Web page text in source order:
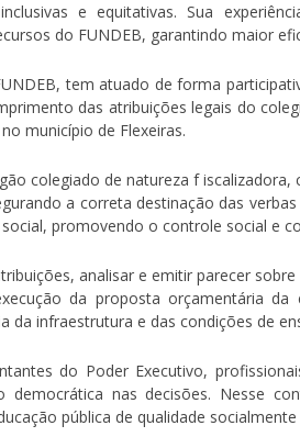
e equitativas. Sua
do FUNDEB, garantindo maior
tem atuado de forma
das atribuições legais do
município de Flexeiras.
colegiado de natureza f
a correta destinação das
promovendo o controle social e
analisar e emitir parecer
da proposta orçamentária
da infraestrutura e das condições de
do Poder Executivo,
nas decisões. Nesse
pública de qualidade